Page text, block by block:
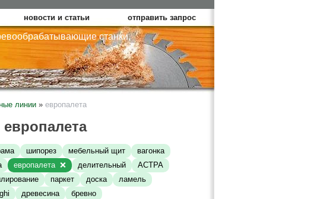
новости и статьи отправить запрос
станки,
линии » европалета
шипорез мебельный щит
вагонка
европалета делительный
АСТРА
паркет доска
ламель
древесина бревно